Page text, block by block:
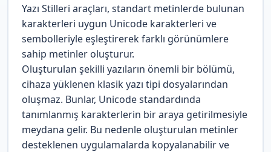
Yazı Stilleri araçları, standart metinlerde bulunan
karakterleri uygun Unicode karakterleri ve
sembolleriyle eşleştirerek farklı görünümlere
sahip metinler oluşturur.
Oluşturulan şekilli yazıların önemli bir bölümü,
cihaza yüklenen klasik yazı tipi dosyalarından
oluşmaz. Bunlar, Unicode standardında
tanımlanmış karakterlerin bir araya getirilmesiyle
meydana gelir. Bu nedenle oluşturulan metinler
desteklenen uygulamalarda kopyalanabilir ve